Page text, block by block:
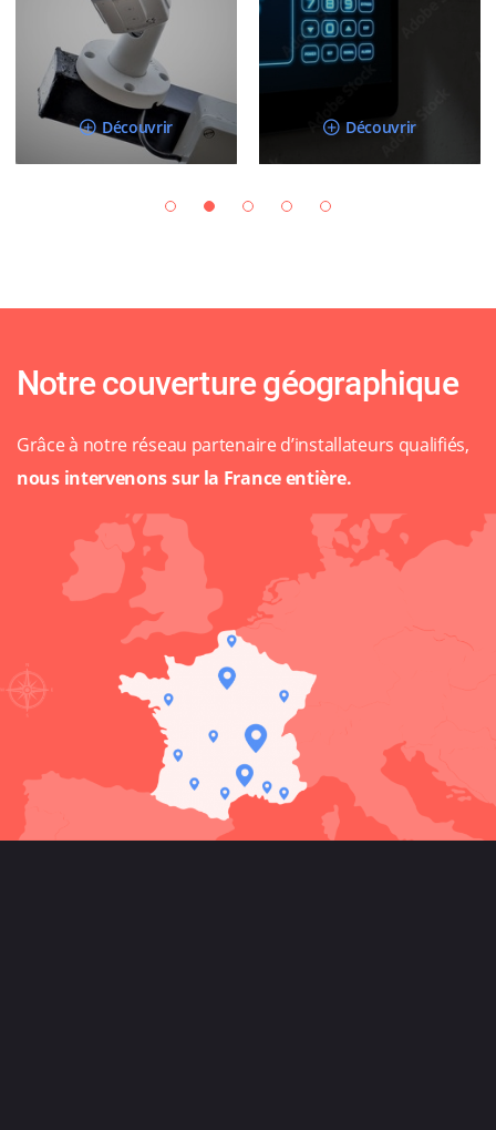
Découvrir Découvrir
Notre couverture géographique
Grâce à notre réseau partenaire d’installateurs qualifiés,
nous intervenons sur la France entière.